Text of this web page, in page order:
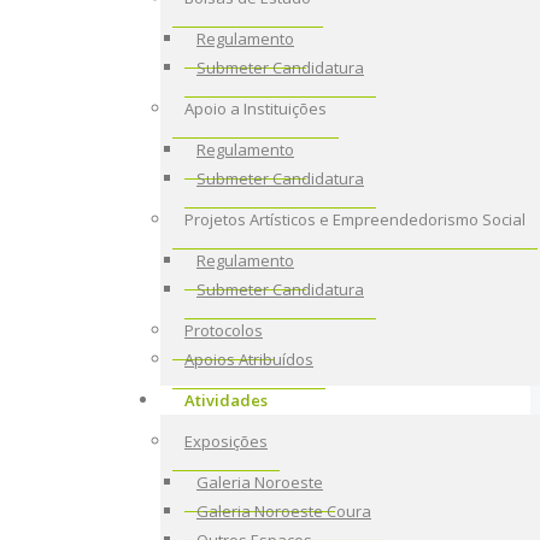
Regulamento
Submeter Candidatura
Apoio a Instituições
Regulamento
Submeter Candidatura
Projetos Artísticos e Empreendedorismo Social
Regulamento
Submeter Candidatura
Protocolos
Apoios Atribuídos
Atividades
Exposições
Galeria Noroeste
Galeria Noroeste Coura